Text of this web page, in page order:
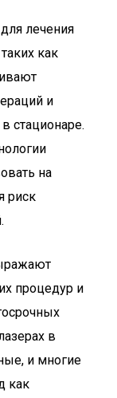
лечения
как
и
стационаре.
на
риск
процедур и
в
и многие
как